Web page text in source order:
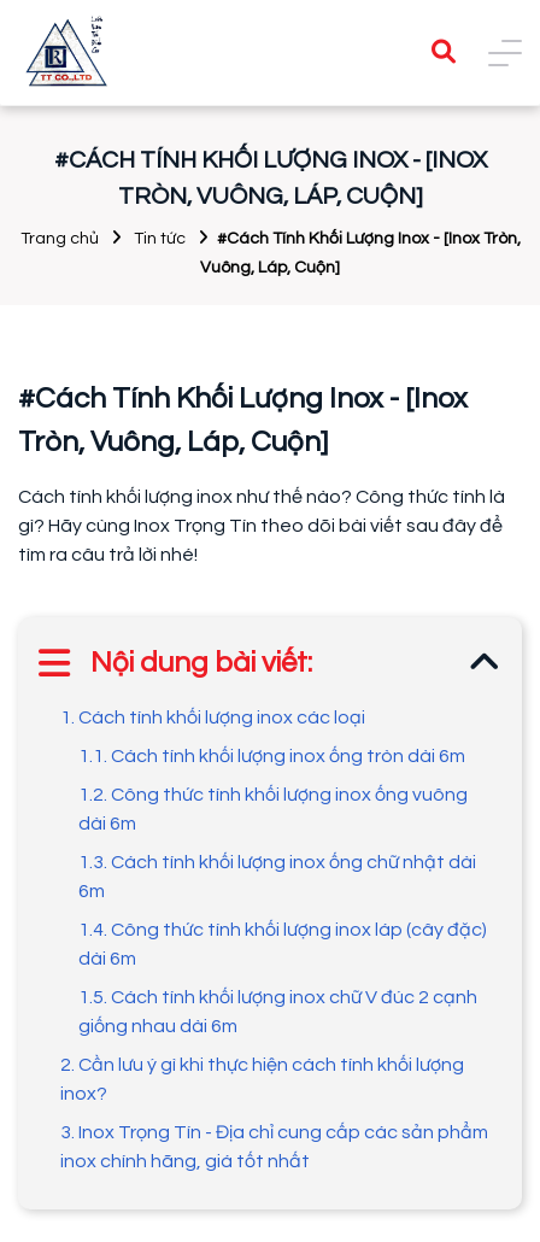
#CÁCH TÍNH KHỐI LƯỢNG INOX - [INOX
TRÒN, VUÔNG, LÁP, CUỘN]
Trang chủ Tin tức
#Cách Tính Khối Lượng Inox - [Inox Tròn,
Vuông, Láp, Cuộn]
#Cách Tính Khối Lượng Inox - [Inox
Tròn, Vuông, Láp, Cuộn]
Cách tính khối lượng inox như thế nào? Công thức tính là
gì? Hãy cùng Inox Trọng Tín theo dõi bài viết sau đây để
tìm ra câu trả lời nhé!
Nội dung bài viết:
1. Cách tính khối lượng inox các loại
1.1. Cách tính khối lượng inox ống tròn dài 6m
1.2. Công thức tính khối lượng inox ống vuông
dài 6m
1.3. Cách tính khối lượng inox ống chữ nhật dài
6m
1.4. Công thức tính khối lượng inox láp (cây đặc)
dài 6m
1.5. Cách tính khối lượng inox chữ V đúc 2 cạnh
giống nhau dài 6m
2. Cần lưu ý gì khi thực hiện cách tính khối lượng
inox?
3. Inox Trọng Tín - Địa chỉ cung cấp các sản phẩm
inox chính hãng, giá tốt nhất